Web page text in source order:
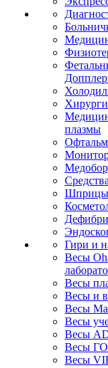
плазмы
Шприцы
Гири и
Весы
Весы
Весы и
Весы
Весы
Весы
Весы
Весы